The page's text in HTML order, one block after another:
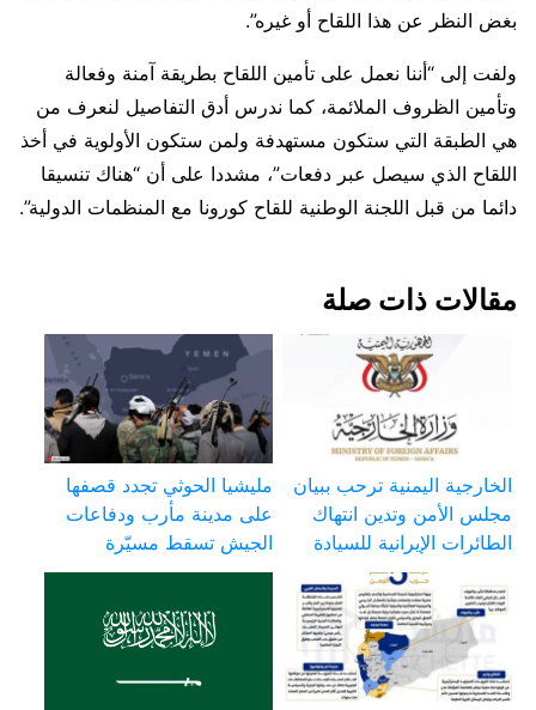
بغض النظر عن هذا اللقاح أو غيره”.
ولفت إلى “أننا نعمل على تأمين اللقاح بطريقة آمنة وفعالة
وتأمين الظروف الملائمة، كما ندرس أدق التفاصيل لنعرف من
هي الطبقة التي ستكون مستهدفة ولمن ستكون الأولوية في أخذ
اللقاح الذي سيصل عبر دفعات”، مشددا على أن “هناك تنسيقا
دائما من قبل اللجنة الوطنية للقاح كورونا مع المنظمات الدولية”.
مقالات ذات صلة
الخارجية اليمنية ترحب ببيان
مجلس الأمن وتدين انتهاك
الطائرات الإيرانية للسيادة
مليشيا الحوثي تجدد قصفها
على مدينة مأرب ودفاعات
الجيش تسقط مسيّرة